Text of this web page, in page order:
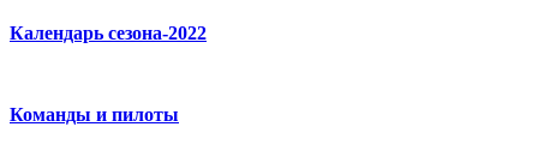
Календарь сезона-2022
Команды и пилоты